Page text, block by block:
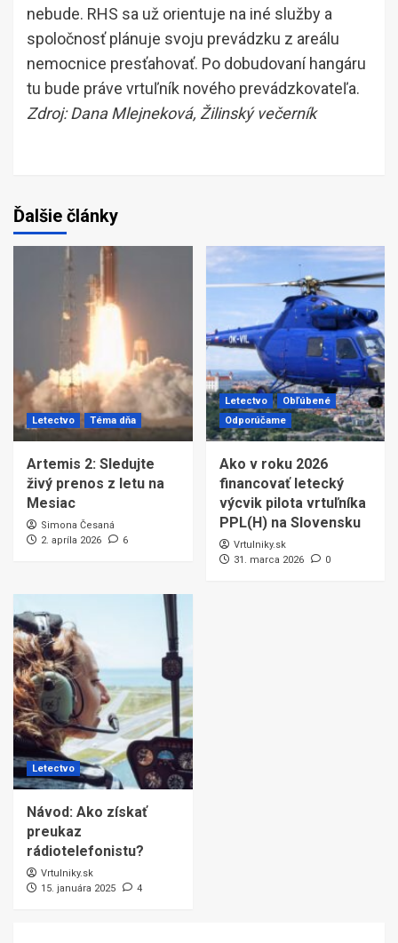
nebude. RHS sa už orientuje na iné služby a
spoločnosť plánuje svoju prevádzku z areálu
nemocnice presťahovať. Po dobudovaní hangáru
tu bude práve vrtuľník nového prevádzkovateľa.
Zdroj: Dana Mlejneková, Žilinský večerník
Ďalšie články
Letectvo Téma dňa
Artemis 2: Sledujte
živý prenos z letu na
Mesiac
Simona Česaná
2. apríla 2026
6
Letectvo
Obľúbené
Odporúčame
Ako v roku 2026
financovať letecký
výcvik pilota vrtuľníka
PPL(H) na Slovensku
Vrtulniky.sk
31. marca 2026
0
Letectvo
Návod: Ako získať
preukaz
rádiotelefonistu?
Vrtulniky.sk
15. januára 2025
4